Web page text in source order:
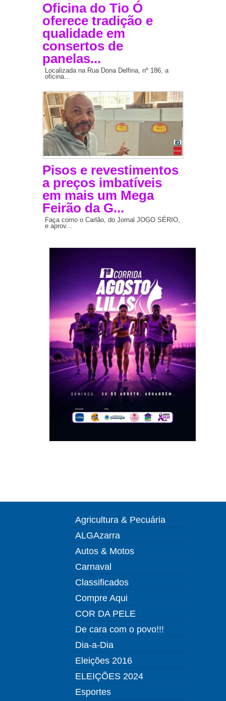
Oficina do Tio Ó
oferece tradição e
qualidade em
consertos de
panelas...
Localizada na Rua Dona Delfina, nº 186, a
oficina...
Pisos e revestimentos
a preços imbatíveis
em mais um Mega
Feirão da G...
Faça como o Carlão, do Jornal JOGO SÉRIO,
e aprov...
Agricultura & Pecuária
ALGAzarra
Autos & Motos
Carnaval
Classificados
Compre Aqui
COR DA PELE
De cara com o povo!!!
Dia-a-Dia
Eleições 2016
ELEIÇÕES 2024
Esportes